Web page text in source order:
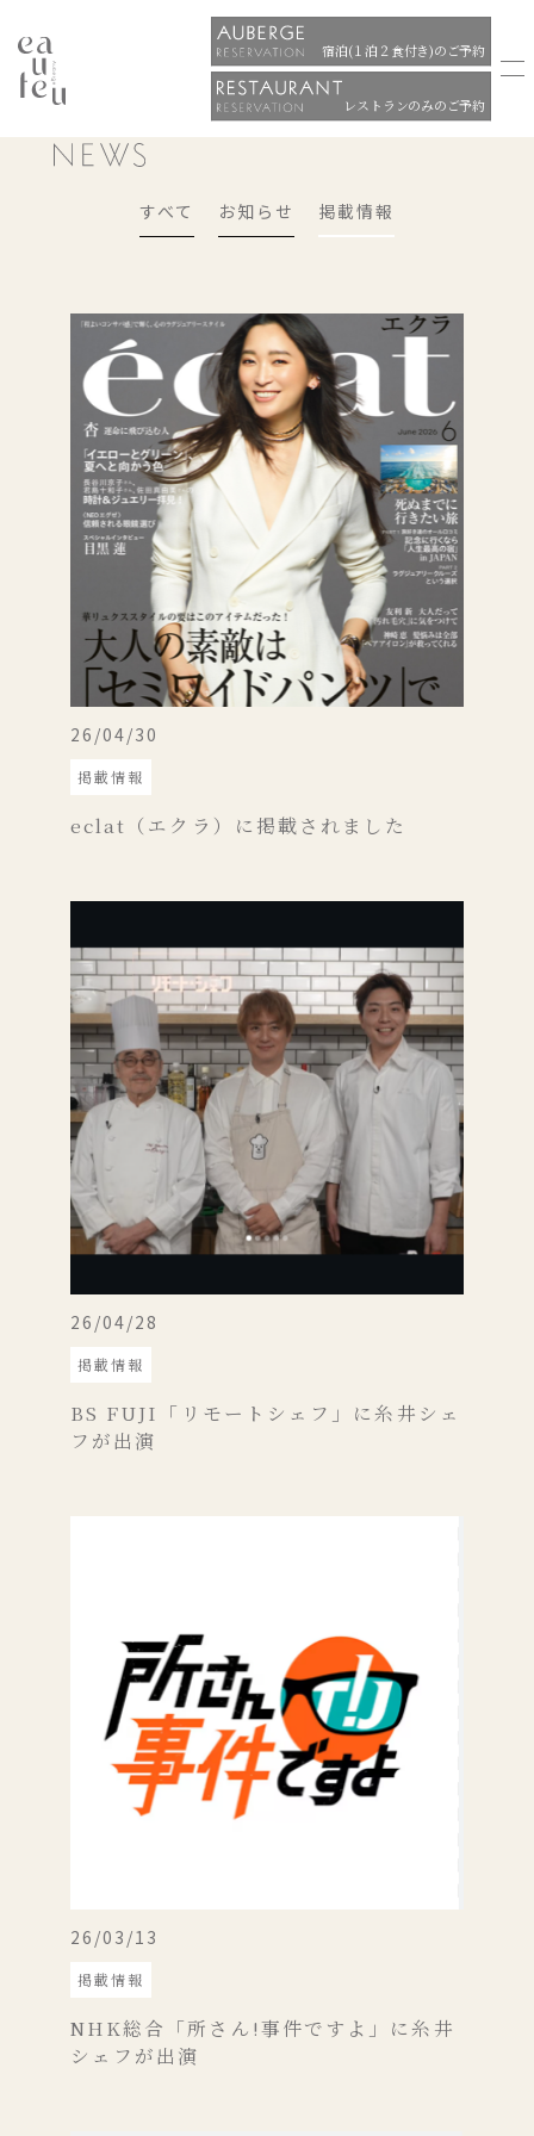
宿泊(１泊２食付き)のご予約
レストランのみのご予約
すべて お知らせ 掲載情報
26/04/30
掲載情報
eclat（エクラ）に掲載されました
26/04/28
掲載情報
BS FUJI「リモートシェフ」に糸井シェ
フが出演
26/03/13
掲載情報
NHK総合「所さん!事件ですよ」に糸井
シェフが出演